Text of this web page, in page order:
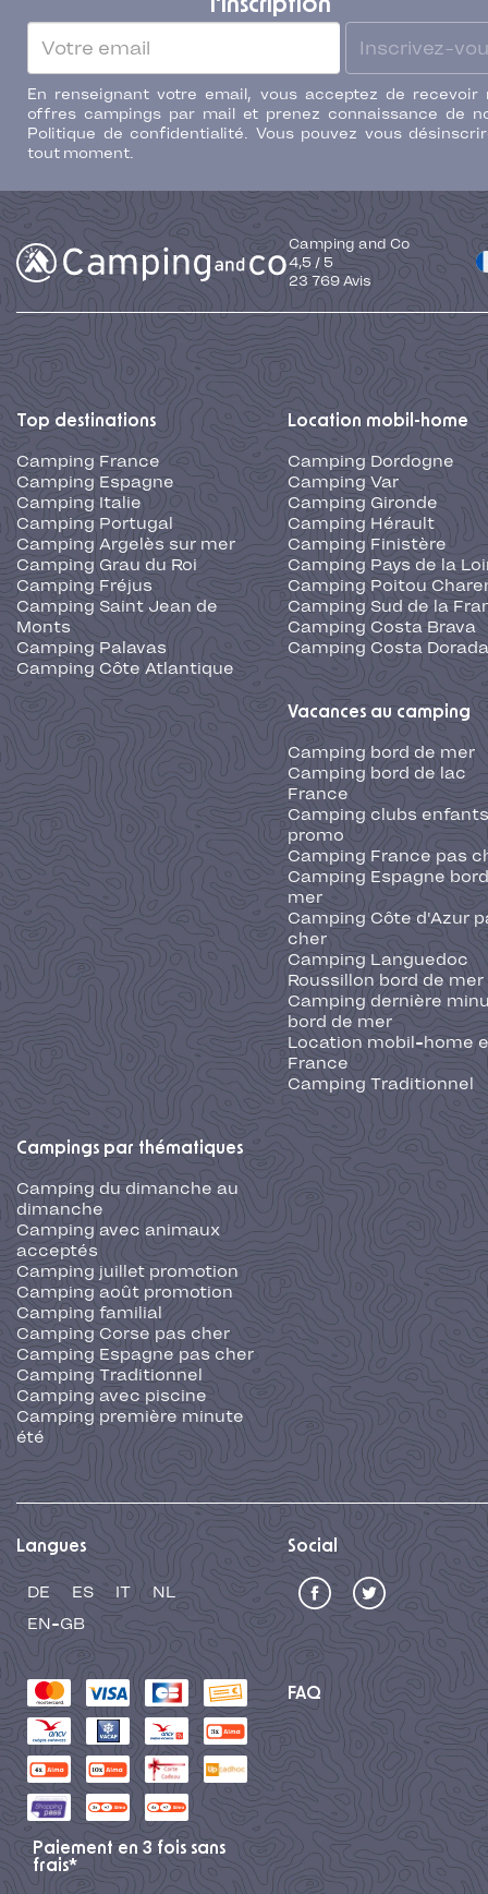
Inscrivez-
En renseignant votre email, vous acceptez de recevoir
offres campings par mail et prenez connaissance de
Politique de confidentialité. Vous pouvez vous
tout moment.
Camping and Co
4,5 / 5
23 769Avis
Top destinations
Camping France
Camping Espagne
Camping Italie
Camping Portugal
Camping Argelès sur mer
Camping Grau du Roi
Camping Fréjus
Camping Saint Jean de
Monts
Camping Palavas
Camping Côte Atlantique
Location mobil-home
Camping Dordogne
Camping Var
Camping Gironde
Camping Hérault
Camping Finistère
Camping Pays de la
Camping Poitou
Camping Sud de la
Camping Costa Brava
Camping Costa Dorada
Vacances au camping
Camping bord de mer
Camping bord de lac
France
Camping clubs
promo
Camping France pas
Camping Espagne
mer
Camping Côte d'Azur
cher
Camping Languedoc
Roussillon bord de mer
Camping dernière
bord de mer
Location mobil-home
France
Camping Traditionnel
Campings par thématiques
Camping du dimanche au
dimanche
Camping avec animaux
acceptés
Camping juillet promotion
Camping août promotion
Camping familial
Camping Corse pas cher
Camping Espagne pas cher
Camping Traditionnel
Camping avec piscine
Camping première minute
été
Langues
DE ES IT
NL
EN-GB
Social
FAQ
Paiement en 3 fois sans
frais*